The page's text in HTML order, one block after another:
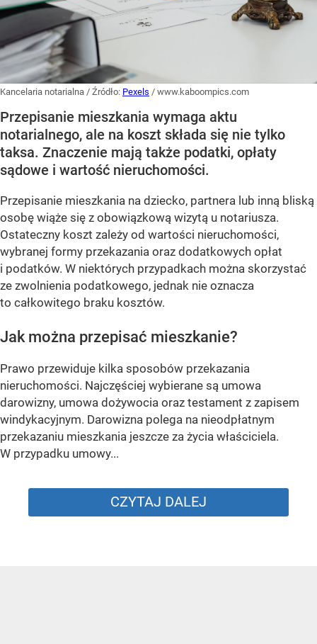
Kancelaria notarialna / Źródło: Pexels / www.kaboompics.com
Przepisanie mieszkania wymaga aktu
notarialnego, ale na koszt składa się nie tylko
taksa. Znaczenie mają także podatki, opłaty
sądowe i wartość nieruchomości.
Przepisanie mieszkania na dziecko, partnera lub inną bliską
osobę wiąże się z obowiązkową wizytą u notariusza.
Ostateczny koszt zależy od wartości nieruchomości,
wybranej formy przekazania oraz dodatkowych opłat
i podatków. W niektórych przypadkach można skorzystać
ze zwolnienia podatkowego, jednak nie oznacza
to całkowitego braku kosztów.
Jak można przepisać mieszkanie?
Prawo przewiduje kilka sposobów przekazania
nieruchomości. Najczęściej wybierane są umowa
darowizny, umowa dożywocia oraz testament z zapisem
windykacyjnym. Darowizna polega na nieodpłatnym
przekazaniu mieszkania jeszcze za życia właściciela.
W przypadku umowy...
CZYTAJ DALEJ